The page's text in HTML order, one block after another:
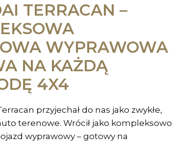
TERRACAN –
WYPRAWOWA
NA KAŻDĄ
4X4
przyjechał do nas jako zwykłe,
terenowe. Wrócił jako kompleksowo
wyprawowy – gotowy na